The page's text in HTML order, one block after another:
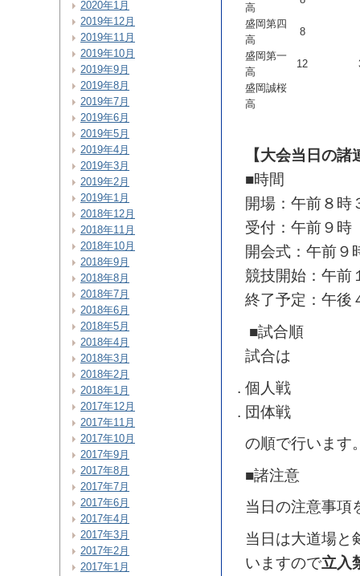
高
盛岡第四
高
8
盛岡第一
高
12
盛岡誠桜
高
【大会当日の諸
■時間
開場：午前８時
受付：午前９時
開会式：午前９
競技開始：午前
終了予定：午後
■試合順
試合は
個人戦
団体戦
の順で行います
■諸注意
当日の注意事項
当日は大道場と
いますので立入
2020年1月
2019年12月
2019年11月
2019年10月
2019年9月
2019年8月
2019年7月
2019年6月
2019年5月
2019年4月
2019年3月
2019年2月
2019年1月
2018年12月
2018年11月
2018年10月
2018年9月
2018年8月
2018年7月
2018年6月
2018年5月
2018年4月
2018年3月
2018年2月
2018年1月
2017年12月
2017年11月
2017年10月
2017年9月
2017年8月
2017年7月
2017年6月
2017年4月
2017年3月
2017年2月
2017年1月